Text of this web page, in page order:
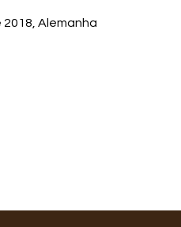
Alemanha